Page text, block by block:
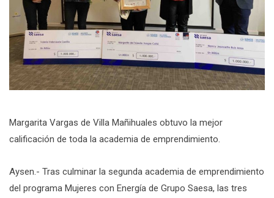
Margarita Vargas de Villa Mañihuales obtuvo la mejor
calificación de toda la academia de emprendimiento.
Aysen.- Tras culminar la segunda academia de emprendimiento
del programa Mujeres con Energía de Grupo Saesa, las tres